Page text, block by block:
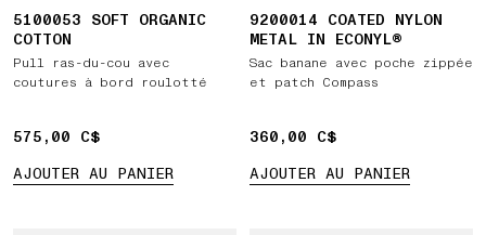
5100053 SOFT ORGANIC
COTTON
Pull ras-du-cou avec
coutures à bord roulotté
575,00 C$
575,00 C$
AJOUTER AU PANIER
9200014 COATED NYLON
METAL IN ECONYL®
Sac banane avec poche zippée
et patch Compass
360,00 C$
360,00 C$
AJOUTER AU PANIER